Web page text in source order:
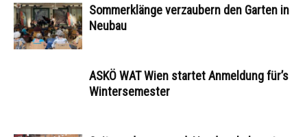
Sommerklänge verzaubern den Garten in
Neubau
ASKÖ WAT Wien startet Anmeldung für’s
Wintersemester